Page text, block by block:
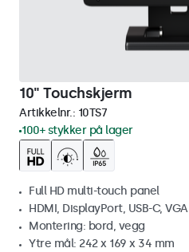
10" Touchskjerm
Artikkelnr.: 10TS7
100+ stykker på lager
Full HD multi-touch panel
HDMI, DisplayPort, USB-C, VGA
Montering: bord, vegg
Ytre mål: 242 x 169 x 34 mm